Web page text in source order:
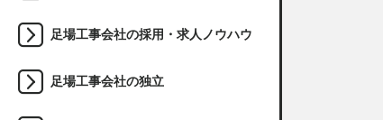
足場工事会社の採用・求人ノウハウ
足場工事会社の独立